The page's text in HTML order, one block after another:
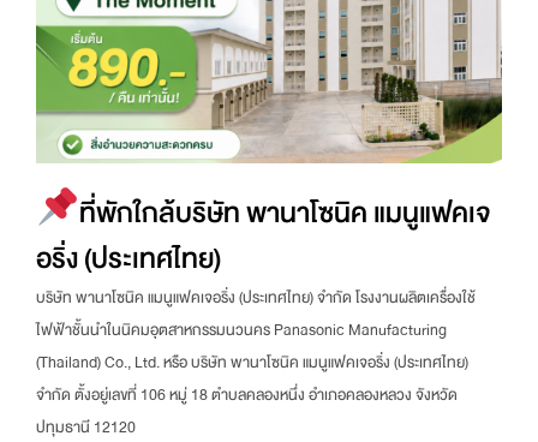
ที่พักใกล้บริษัท พานาโซนิค แมนูแฟคเจ
อริ่ง (ประเทศไทย)
บริษัท พานาโซนิค แมนูแฟคเจอริ่ง (ประเทศไทย) จำกัด โรงงานผลิตเครื่องใช้
ไฟฟ้าชั้นนำในนิคมอุตสาหกรรมนวนคร Panasonic Manufacturing
(Thailand) Co., Ltd. หรือ บริษัท พานาโซนิค แมนูแฟคเจอริ่ง (ประเทศไทย)
จำกัด ตั้งอยู่เลขที่ 106 หมู่ 18 ตำบลคลองหนึ่ง อำเภอคลองหลวง จังหวัด
ปทุมธานี 12120